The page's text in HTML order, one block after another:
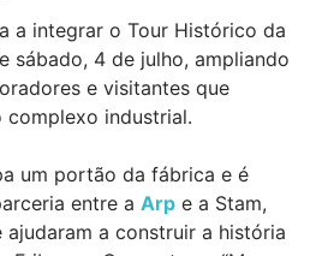
a integrar o Tour Histórico da
sábado, 4 de julho, ampliando
e visitantes que
industrial.
um portão da fábrica e é
entre a Arp e a Stam,
ajudaram a construir a história